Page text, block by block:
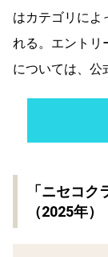
はカテゴリによ
れる。エントリ
については、公
「ニセコ
（2025年）